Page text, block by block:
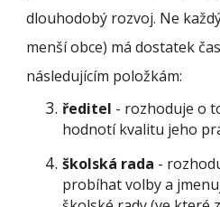
dlouhodobý rozvoj. Ne
menší obce) má dostatek
následujícím položkám:
ředitel - rozhoduje o
hodnotí kvalitu jeho
školská rada -
probíhat volby a